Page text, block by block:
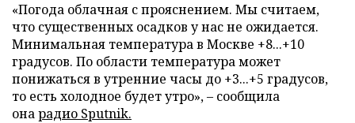
«Погода облачная с прояснением. Мы считаем,
что существенных осадков у нас не ожидается.
Минимальная температура в Москве +8...+10
градусов. По области температура может
понижаться в утренние часы до +3...+5 градусов,
то есть холодное будет утро», – сообщила
онарадио Sputnik.